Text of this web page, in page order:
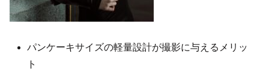
パンケーキサイズの軽量設計が撮影に与えるメリッ
ト